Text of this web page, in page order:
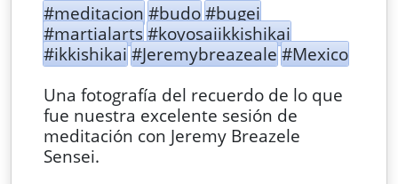
#meditacion #budo#bugei
#martialarts#koyosaiikkishikai
#ikkishikai #Jeremybreazeale #Mexico
Una fotografía del recuerdo de lo que
fue nuestra excelente sesión de
meditación con Jeremy Breazele
Sensei.